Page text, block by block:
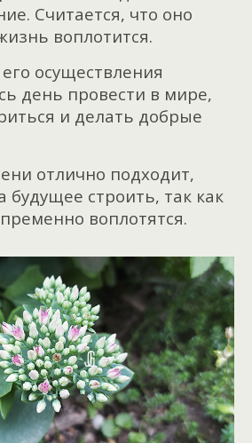
Считается, что оно
воплотится.
осуществления
день провести в мире,
и делать добрые
отлично подходит,
строить, так как
воплотятся.